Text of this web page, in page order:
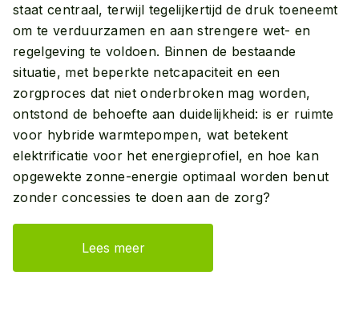
staat centraal, terwijl tegelijkertijd de druk toeneemt
om te verduurzamen en aan strengere wet- en
regelgeving te voldoen. Binnen de bestaande
situatie, met beperkte netcapaciteit en een
zorgproces dat niet onderbroken mag worden,
ontstond de behoefte aan duidelijkheid: is er ruimte
voor hybride warmtepompen, wat betekent
elektrificatie voor het energieprofiel, en hoe kan
opgewekte zonne-energie optimaal worden benut
zonder concessies te doen aan de zorg?
Lees meer